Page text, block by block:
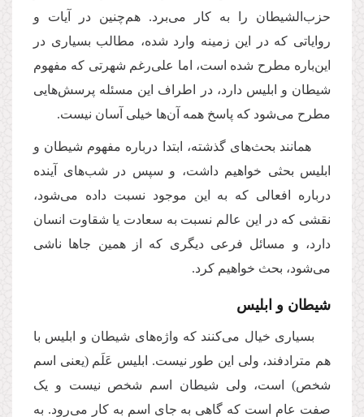
حزب‌الشیطان را به کار می‌برد. هم‌چنین در آیات و
روایاتی که در این زمینه وارد شده، مطالب بسیاری در
این‌باره مطرح شده است، اما علی‌رغم شهرتی که مفهوم
شیطان و ابلیس دارد، در اطراف این مسئله پرسش‌هایی
مطرح می‌شود که پاسخ همه‌ آن‌ها خیلی آسان نیست.
همانند بحث‌های گذشته، ابتدا درباره مفهوم شیطان و
ابلیس بحثی خواهیم داشت، و سپس در شب‌های آینده
درباره افعالی که به این موجود نسبت داده می‌شود،
نقشی که در این عالم نسبت به سعادت یا شقاوت انسان
دارد، و مسائل فرعی دیگری که از همین جاها ناشی
می‌شود، بحث خواهیم کرد.
شیطان و ابلیس
بسیاری خیال می‌کنند که واژه‌های شیطان و ابلیس با
هم مترادفند، ولی این طور نیست. ابلیس عَلَم (یعنی اسم
شخص) است، ولی شیطان اسم شخص نیست و یک
صفت عام است که گاهی به جای اسم به کار می‌رود. به